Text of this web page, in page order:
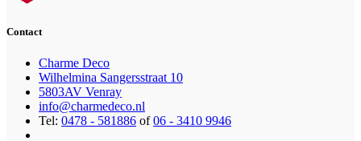
Contact
Charme Deco
Wilhelmina Sangersstraat 10
5803AV Venray
info@charmedeco.nl
Tel: 0478 - 581886 of06 - 3410 9946